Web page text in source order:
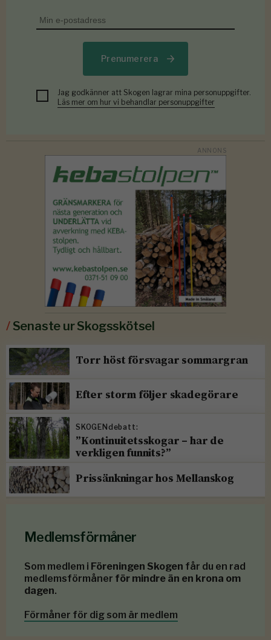
Prenumerera
Jag godkänner att Skogen lagrar mina personuppgifter.
Läs mer om hur vi behandlar personuppgifter
/Senaste ur Skogsskötsel
Torr höst försvagar sommargran
Efter storm följer skadegörare
SKOGENdebatt:
”Kontinuitetsskogar – har de
verkligen funnits?”
Prissänkningar hos Mellanskog
Medlemsförmåner
Som medlem i Föreningen Skogen får du en rad
medlemsförmåner för mindre än en krona om
dagen.
Förmåner för dig som är medlem